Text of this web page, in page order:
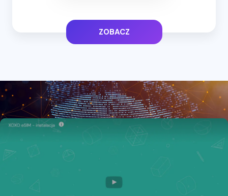
ZOBACZ